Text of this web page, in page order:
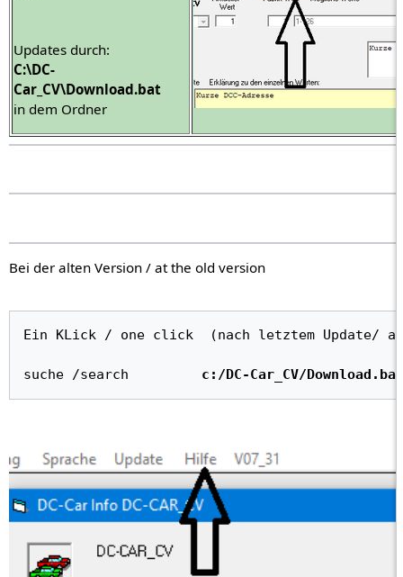
Updates durch:
C:\DC-
Car_CV\Download.bat
in dem Ordner
Bei der alten Version / at the old version
Ein KLick / one click  (nach letztem Update/
suche /search c:/DC-Car_CV/